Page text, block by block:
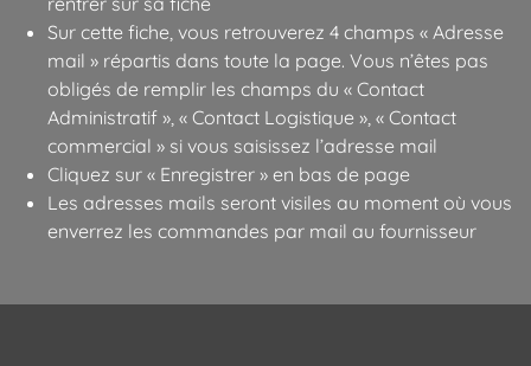
Sur cette fiche, vous retrouverez 4 champs « Adresse
mail » répartis dans toute la page. Vous n’êtes pas
obligés de remplir les champs du « Contact
Administratif », « Contact Logistique », « Contact
commercial » si vous saisissez l’adresse mail
Cliquez sur « Enregistrer » en bas de page
Les adresses mails seront visiles au moment où vous
enverrez les commandes par mail au fournisseur